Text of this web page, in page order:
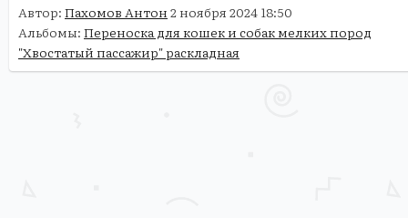
Автор: Пахомов Антон 2 ноября 2024 18:50
Альбомы: Переноска для кошек и собак мелких пород
"Хвостатый пассажир" раскладная